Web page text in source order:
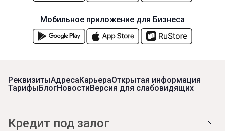
РеквизитыАдресаКарьераОткрытая информация
ТарифыБлогНовостиВерсия для слабовидящих
Кредит под залог
Мобильное приложение для Бизнеса